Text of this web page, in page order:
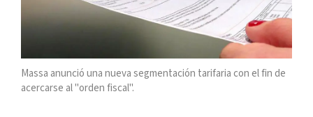
Massa anunció una nueva segmentación tarifaria con el fin de
acercarse al "orden fiscal".